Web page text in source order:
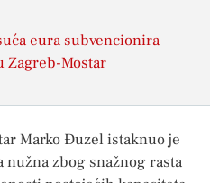
eura subvencionira
Mostar
Marko Đuzel istaknuo je
zbog snažnog rasta